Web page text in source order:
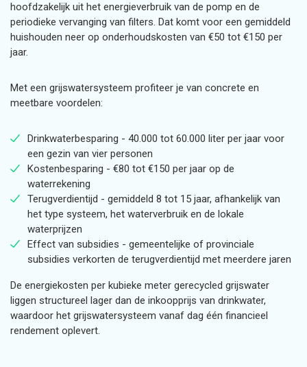
hoofdzakelijk uit het energieverbruik van de pomp en de
periodieke vervanging van filters. Dat komt voor een gemiddeld
huishouden neer op onderhoudskosten van €50 tot €150 per
jaar.
Met een grijswatersysteem profiteer je van concrete en
meetbare voordelen:
Drinkwaterbesparing - 40.000 tot 60.000 liter per jaar voor
een gezin van vier personen
Kostenbesparing - €80 tot €150 per jaar op de
waterrekening
Terugverdientijd - gemiddeld 8 tot 15 jaar, afhankelijk van
het type systeem, het waterverbruik en de lokale
waterprijzen
Effect van subsidies - gemeentelijke of provinciale
subsidies verkorten de terugverdientijd met meerdere jaren
De energiekosten per kubieke meter gerecycled grijswater
liggen structureel lager dan de inkoopprijs van drinkwater,
waardoor het grijswatersysteem vanaf dag één financieel
rendement oplevert.